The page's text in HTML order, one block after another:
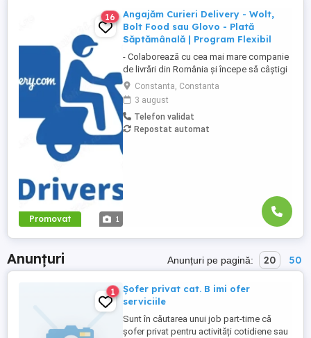
Promovat 1
16
Angajăm Curieri Delivery - Wolt,
Bolt Food sau Glovo - Plată
Săptămânală | Program Flexibil
- Colaborează cu cea mai mare companie
de livrări din România și începe să câștigi
rapid! - Cerințe: Minim 18 ani Mijloc de
transport propriu (mașină, scuter,
motocicletă sau bicicletă) Telefon mobil
cu acces la internet - Ce oferim: Plată
săptămânală, fără întârzieri Bonusuri
Constanta, Constanta
3 august
Telefon validat
Repostat automat
Anunțuri Anunțuri pe pagină: 20 50
1
Șofer privat cat. B imi ofer
serviciile
Sunt în căutarea unui job part-time că
șofer privat pentru activități cotidiene sau